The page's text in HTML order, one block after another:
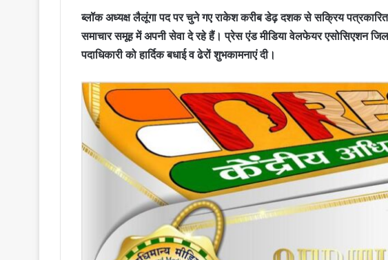
ब्लॉक अध्यक्ष लैलूंगा पद पर चुने गए राकेश करीब डेढ़ दशक से सक्रिय
समाचार समूह में अपनी सेवा दे रहे हैं। प्रेस एंड मीडिया वेलफेयर एसोसिएशन
पदाधिकारी को हार्दिक बधाई व ढेरों शुभकामनाएं दी।